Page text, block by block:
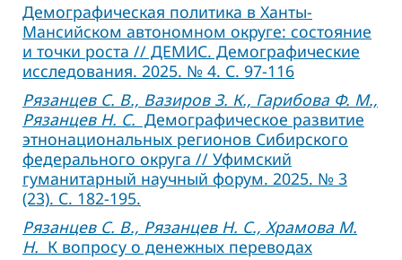
Демографическая политика в Ханты-
Мансийском автономном округе: состояние
и точки роста // ДЕМИС. Демографические
исследования. 2025. № 4. С. 97-116
Рязанцев С. В., Вазиров З. К., Гарибова Ф. М.,
Рязанцев Н. С. Демографическое развитие
этнонациональных регионов Сибирского
федерального округа // Уфимский
гуманитарный научный форум. 2025. № 3
(23). С. 182-195.
Рязанцев С. В., Рязанцев Н. С., Храмова М.
Н. К вопросу о денежных переводах